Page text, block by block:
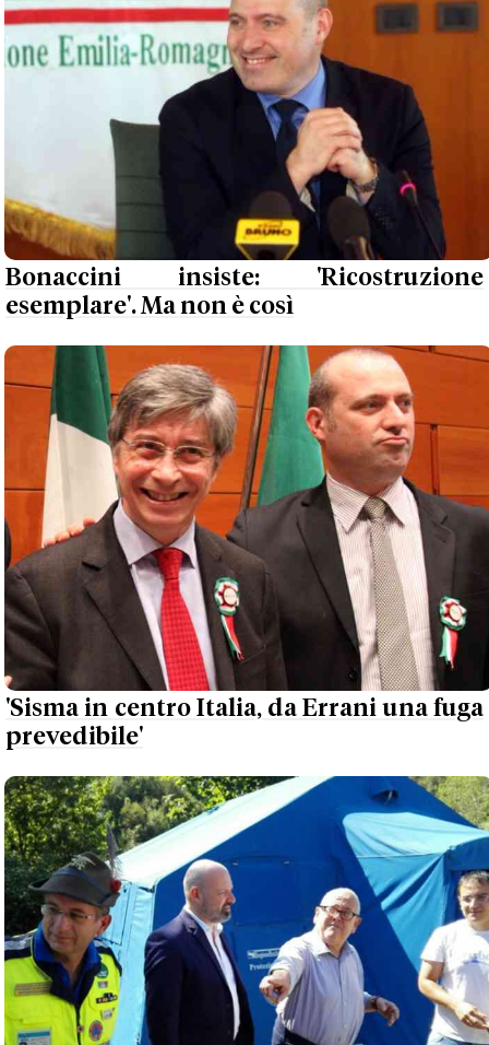
Bonaccini insiste: 'Ricostruzione
esemplare'. Ma non è così
'Sisma in centro Italia, da Errani una fuga
prevedibile'